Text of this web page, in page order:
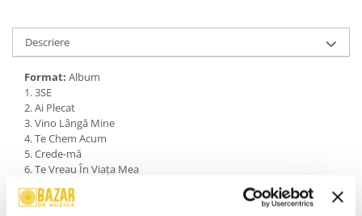
Descriere
Format: Album
1. 3SE
2. Ai Plecat
3. Vino Lângă Mine
4. Te Chem Acum
5. Crede-mă
6. Te Vreau În Viața Mea
8. Nu Te Mai Iubesc